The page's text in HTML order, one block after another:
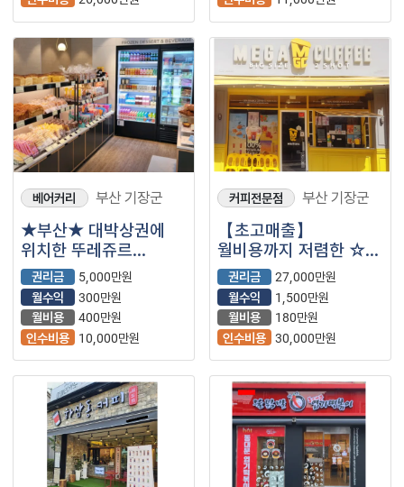
베어커리 부산 기장군
★부산★ 대박상권에
위치한 뚜레쥬르
양도양수합니다.
권리금
5,000만원
월수익
300만원
월비용
400만원
인수비용
10,000만원
커피전문점 부산 기장군
【초고매출】
월비용까지 저렴한 ☆
메가커피☆ 입니다.^^
권리금
27,000만원
월수익
1,500만원
월비용
180만원
인수비용 30,000만원